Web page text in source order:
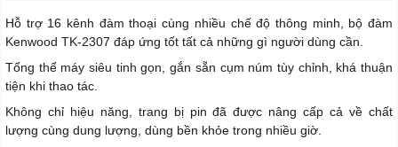
Hỗ trợ 16 kênh đàm thoại cùng nhiều chế độ thông minh, bộ đàm
Kenwood TK-2307 đáp ứng tốt tất cả những gì người dùng cần.
Tổng thể máy siêu tinh gọn, gắn sẵn cụm núm tùy chỉnh, khá thuận
tiện khi thao tác.
Không chỉ hiệu năng, trang bị pin đã được nâng cấp cả về chất
lượng cùng dung lượng, dùng bền khỏe trong nhiều giờ.